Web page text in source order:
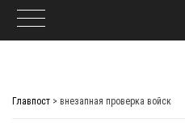
Главпост > внезапная проверка войск